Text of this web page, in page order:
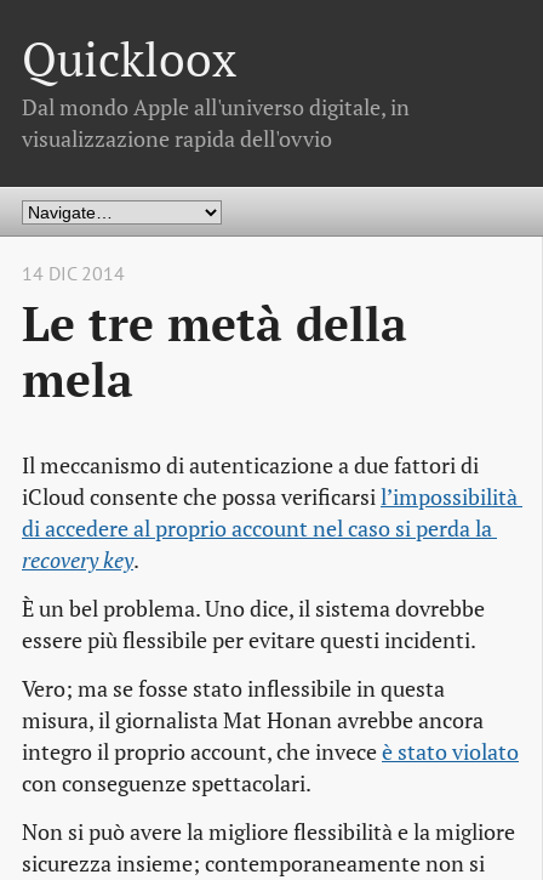
Quickloox
Dal mondo Apple all'universo digitale, in
visualizzazione rapida dell'ovvio
14 DIC 2014
Le tre metà della
mela
Il meccanismo di autenticazione a due fattori di
iCloud consente che possa verificarsil’impossibilità
recovery key.
È un bel problema. Uno dice, il sistema dovrebbe
essere più flessibile per evitare questi incidenti.
Vero; ma se fosse stato inflessibile in questa
misura, il giornalista Mat Honan avrebbe ancora
integro il proprio account, che inveceè stato violato
con conseguenze spettacolari.
Non si può avere la migliore flessibilità e la migliore
sicurezza insieme; contemporaneamente non si